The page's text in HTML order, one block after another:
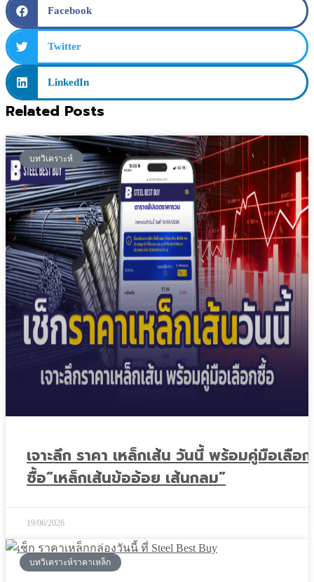
Facebook
Twitter
LinkedIn
Related Posts
บทวิเคราะห์
เจาะลึก ราคา เหล็กเส้น วันนี้ พร้อมคู่มือเลือก
ซื้อ”เหล็กเส้นข้ออ้อย เส้นกลม”
19/06/2026
บทวิเคราะห์ราคาเหล็ก